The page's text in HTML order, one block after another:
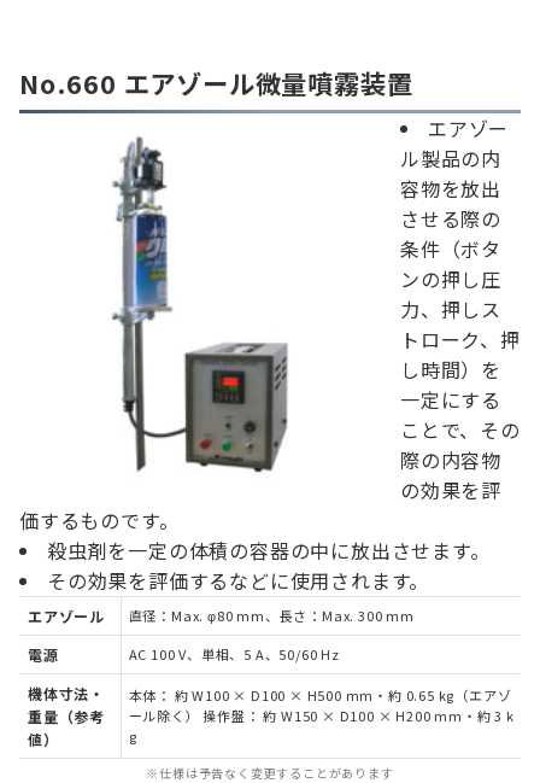
No.660 エアゾール微量噴霧装置
エアゾー
ル製品の内
容物を放出
させる際の
条件（ボタ
ンの押し圧
力、押しス
トローク、押
し時間）を
一定にする
ことで、その
際の内容物
の効果を評
価するものです。
殺虫剤を一定の体積の容器の中に放出させます。
その効果を評価するなどに使用されます。
エアゾール 直径：Max. φ80 mm、長さ：Max. 300 mm
電源 AC 100 V、単相、5 A、50/60 Hz
機体寸法・
重量（参考
値）
本体： 約 W100 × D100 × H500 mm・約 0.65 kg（エアゾ
ール除く） 操作盤： 約 W150 × D100 × H200 mm・約 3 k
g
※仕様は予告なく変更することがあります